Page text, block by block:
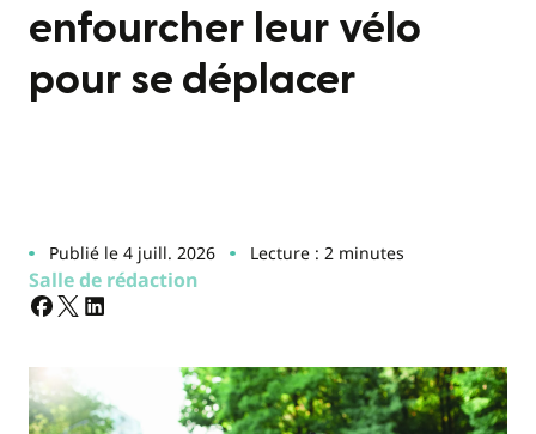
enfourcher leur vélo
pour se déplacer
Publié le 4 juill. 2026 Lecture : 2 minutes
Salle de rédaction